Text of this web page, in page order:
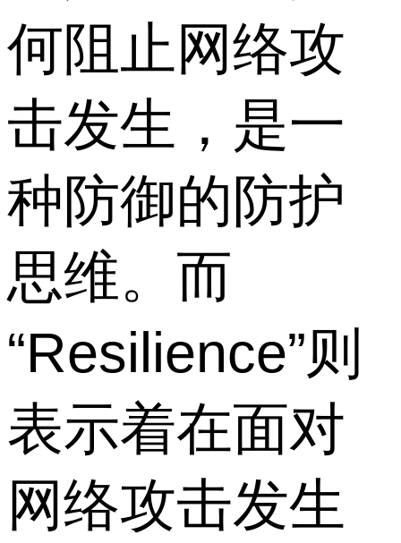
何阻止网络攻
击发生，是一
种防御的防护
思维。而
“Resilience”则
表示着在面对
网络攻击发生